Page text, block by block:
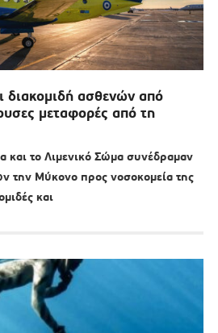
διακομιδή ασθενών από
μεταφορές από τη
και το Λιμενικό Σώμα συνέδραμαν
την Μύκονο προς νοσοκομεία της
και